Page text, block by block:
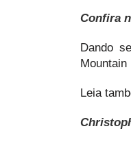
Confira
Dando
Leia